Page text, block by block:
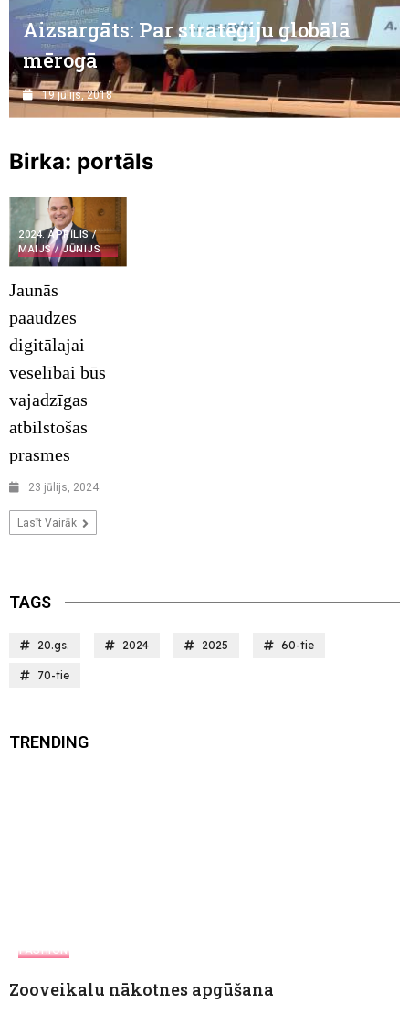
Aizsargāts: Par stratēģiju globālā
mērogā
19 jūlijs, 2018
Birka: portāls
2024. APRĪLIS /
MAIJS / JŪNIJS
Jaunās
paaudzes
digitālajai
veselībai būs
vajadzīgas
atbilstošas
prasmes
23 jūlijs, 2024
Lasīt Vairāk
TAGS
20.gs. 2024 2025 60-tie
70-tie
TRENDING
FASHION
Zooveikalu nākotnes apgūšana